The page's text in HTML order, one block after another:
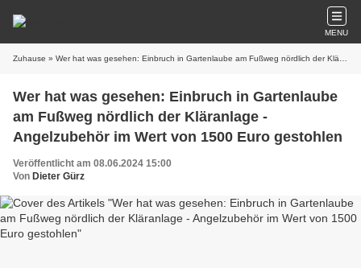
MENU
Zuhause » Wer hat was gesehen: Einbruch in Gartenlaube am Fußweg nördlich der Kläranlage - Angelzubehör im Wert von 1500 Euro gestohlen
Wer hat was gesehen: Einbruch in Gartenlaube
am Fußweg nördlich der Kläranlage -
Angelzubehör im Wert von 1500 Euro gestohlen
Veröffentlicht am 08.06.2024 15:00
Von Dieter Gürz